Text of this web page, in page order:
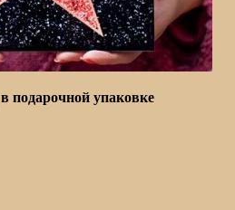
подарочной упаковке